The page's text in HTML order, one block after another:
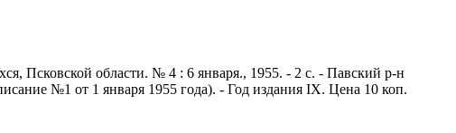
Псковской области. № 4 : 6 января., 1955. - 2 с. - Павский р-н
№1 от 1 января 1955 года). - Год издания IX. Цена 10 коп.